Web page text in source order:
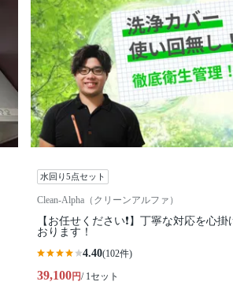
水回り5点セット
Clean-Alpha（クリーンアルファ）
【お任せください❗️】丁寧な対応を心掛
おります！
4.40(102件)
39,100円/ 1セット